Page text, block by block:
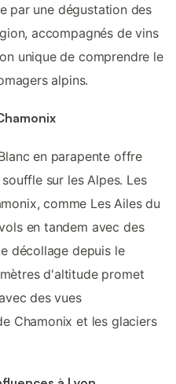
par une dégustation des
accompagnés de vins
unique de comprendre le
alpins.
en parapente offre
sur les Alpes. Les
comme Les Ailes du
en tandem avec des
décollage depuis le
d'altitude promet
des vues
Chamonix et les glaciers